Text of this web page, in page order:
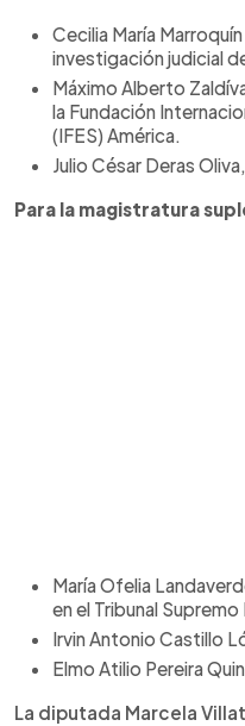
Cecilia María
investigación judicial
Máximo Alberto
la Fundación
(IFES) América.
Julio César Deras
Para la magistratura
María Ofelia
en el Tribunal
Irvin Antonio Castillo
Elmo Atilio Pereira
La diputada Marcela